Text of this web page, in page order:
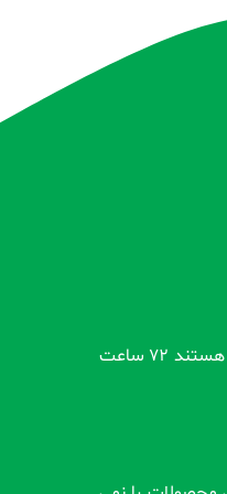
تمام محصولات بدون گارانتی قبل از اضافه شدن در سایت و بعد از ثبت سفارش مشتری کاملاً تست و از سلامت محصول اطمینان حاصل می شود. کالاهایی که دارای باطری شارژی هستند 72 ساعت